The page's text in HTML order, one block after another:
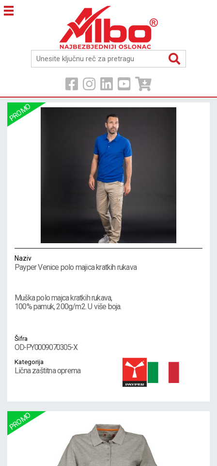
Naziv
Payper Venice polo majica kratkih rukava
Muška polo majca kratkih rukava,
100% pamuk, 200g/m2. U više boja.
Šifra
OD-PY0009070305-X
Kategorija
Lična zaštitna oprema